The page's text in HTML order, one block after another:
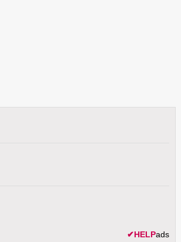
✔HELPads